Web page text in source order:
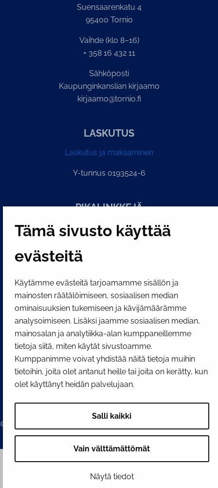
Tämä sivusto käyttää
evästeitä
Käytämme evästeitä tarjoamamme sisällön ja
mainosten räätälöimiseen, sosiaalisen median
ominaisuuksien tukemiseen ja kävijämäärämme
analysoimiseen. Lisäksi jaamme sosiaalisen median,
mainosalan ja analytiikka-alan kumppaneillemme
tietoja siitä, miten käytät sivustoamme.
Kumppanimme voivat yhdistää näitä tietoja muihin
tietoihin, joita olet antanut heille tai joita on kerätty, kun
olet käyttänyt heidän palvelujaan.
Salli kaikki
Vain välttämättömät
Näytä tiedot
Suensaarenkatu 4
95400 Tornio
Vaihde (klo 8–16)
+ 358 16 432 11
Sähköposti
Kaupunginkanslian kirjaamo
kirjaamo@tornio.fi
LASKUTUS
Laskutus ja maksaminen
Y-tunnus 0193524-6
PI­KA­LINK­KE­JÄ
Näytä evästeasetukseni
SOSIAALINEN MEDIA
Facebook InstagramYouTube
© 2026 Tornion kaupunki